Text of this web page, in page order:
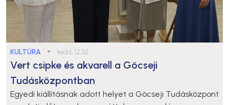
KULTÚRA ● kedd, 12:32
Vert csipke és akvarell a Göcseji
Tudásközpontban
Egyedi kiállításnak adott helyet a Göcseji Tudásközpont